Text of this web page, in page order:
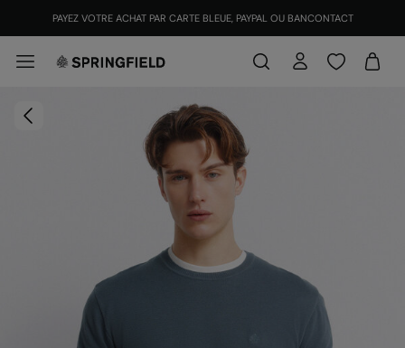
PAYEZ VOTRE ACHAT PAR CARTE BLEUE, PAYPAL OU BANCONTACT